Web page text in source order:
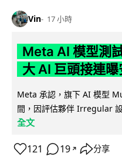
Vin 17 小時
Meta AI 模型測
大 AI 巨頭接連曝
Meta 承認，旗下 AI 模型
間，因評估夥伴 Irregular
全文
121 19 ↗ 分享